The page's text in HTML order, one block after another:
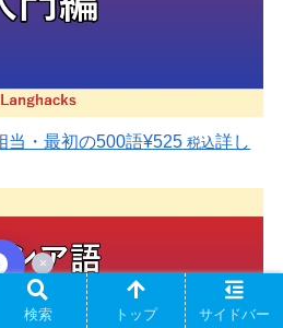
当・最初の500語¥525 税込詳し
×
検索 トップ サイドバー